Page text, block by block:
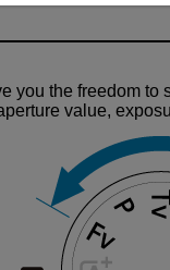
you the freedom to
value,